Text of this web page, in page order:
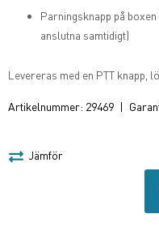
Parningsknapp på
anslutna samtidigt)
Levereras med en PTT knapp,
Artikelnummer: 29469 |
Jämför